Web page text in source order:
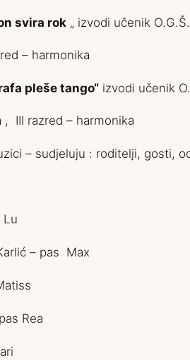
svira rok „ izvodi učenik
– harmonika
pleše tango“ izvodi učenik
, III razred – harmonika
– sudjeluju : roditelji, gosti,
Lu
– pas Max
Rea